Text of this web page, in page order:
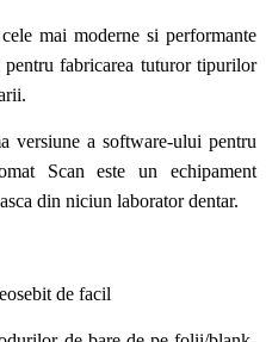
mai moderne si performante
fabricarea tuturor tipurilor
versiune a software-ului pentru
Scan este un echipament
din niciun laborator dentar.
de facil